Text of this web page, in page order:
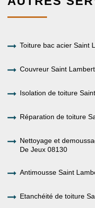
Toiture bac acier Saint
Couvreur Saint
Isolation de toiture
Réparation de toiture
Nettoyage et
De Jeux 08130
Antimousse Saint
Etanchéité de toiture